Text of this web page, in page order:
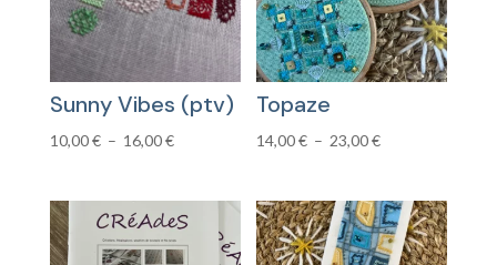
Sunny Vibes (ptv)
10,00€ – 16,00€Plage
prix :
10,00 €
à
Topaze
14,00€ – 23,00€Plage
prix :
14,00 €
à